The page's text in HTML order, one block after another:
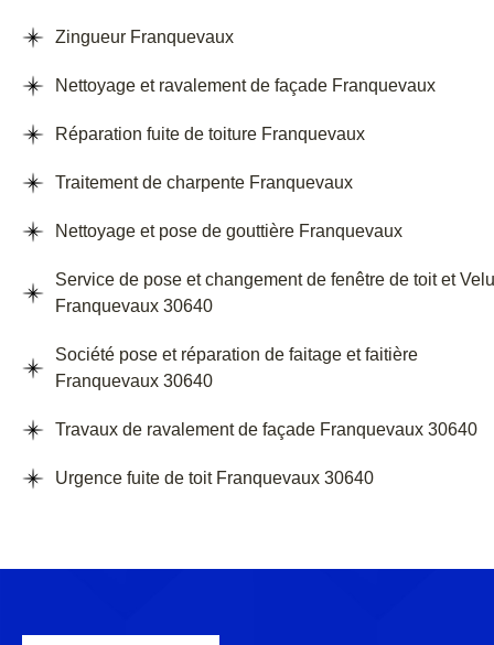
Zingueur Franquevaux
Nettoyage et ravalement de façade Franquevaux
Réparation fuite de toiture Franquevaux
Traitement de charpente Franquevaux
Nettoyage et pose de gouttière Franquevaux
Service de pose et changement de fenêtre de toit et
Franquevaux 30640
Société pose et réparation de faitage et faitière
Franquevaux 30640
Travaux de ravalement de façade Franquevaux 30640
Urgence fuite de toit Franquevaux 30640